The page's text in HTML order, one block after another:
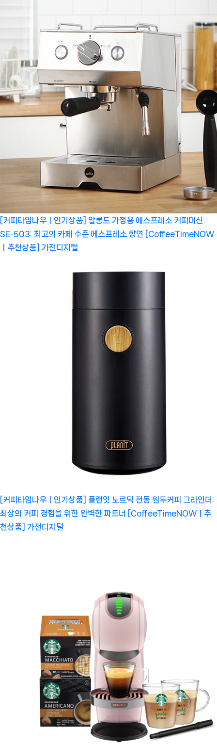
[커피타임나우ㅣ인기상품] 알롱드 가정용 에스프레소 커피머신
SE-503: 최고의 카페 수준 에스프레소 향연 [CoffeeTimeNOW
ㅣ추천상품] 가전디지털
[커피타임나우ㅣ인기상품] 플랜잇 노르딕 전동 원두커피 그라인더:
최상의 커피 경험을 위한 완벽한 파트너 [CoffeeTimeNOWㅣ추
천상품] 가전디지털